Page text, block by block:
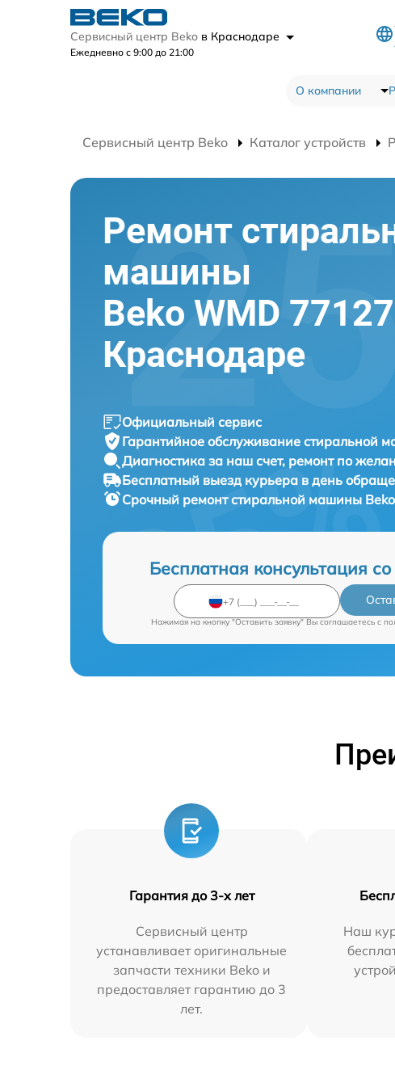
Сервисный центр Beko в Краснодаре
Ежедневно с 9:00 до 21:00
О компании
Сервисный центр Beko Каталог устройств
Ремонт
машины
Beko WMD
Краснодаре
Официальный сервис
Гарантийное обслуживание стиральной
Диагностика за наш счет, ремонт по
Бесплатный выезд курьера в день
Срочный ремонтстиральной машины
Бесплатная консультация
Нажимая на кнопку "Оставить заявку" Вы соглашаетесь c
Гарантия до 3-х лет
Сервисный центр
устанавливает оригинальные
запчасти техники Beko и
предоставляет гарантию до 3
лет.
Наш